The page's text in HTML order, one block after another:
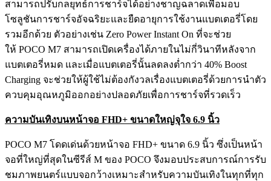
สามารถปรับกลยุทธ์การชาร์จได้อย่างชาญฉลาดเพื่อมอบ
โซลูชันการชาร์จอัจฉริยะและยืดอายุการใช้งานแบตเตอรี่โดย
รวมอีกด้วย ตัวอย่างเช่น Zero Power Instant On ที่จะช่วย
ให้ POCO M7 สามารถเปิดเครื่องได้ภายในไม่กี่วินาทีหลังจาก
แบตเตอรี่หมด และเมื่อแบตเตอรี่นั้นลดลงต่ำกว่า 40% Boost
Charging จะช่วยให้ผู้ใช้ไม่ต้องกังวลเรื่องแบตเตอรี่ด้วยการนำตัว
ควบคุมอุณหภูมิออกอย่างปลอดภัยเพื่อการชาร์จที่รวดเร็ว
ความบันเทิงบนหน้าจอ FHD+ ขนาดใหญ่จุใจ 6.9 นิ้ว
POCO M7 โดดเด่นด้วยหน้าจอ FHD+ ขนาด 6.9 นิ้ว ซึ่งเป็นหน้า
จอที่ใหญ่ที่สุดในซีรีส์ M ของ POCO จึงมอบประสบการณ์การรับ
ชมภาพยนตร์แบบจอกว้างเหมาะสำหรับความบันเทิงในทุกที่ทุก